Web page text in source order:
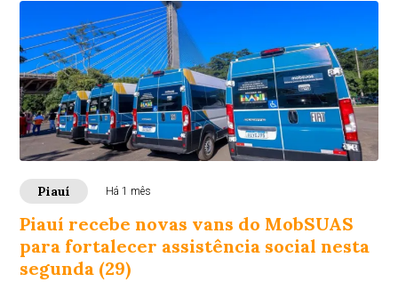
Piauí Há 1 mês
Piauí recebe novas vans do MobSUAS
para fortalecer assistência social nesta
segunda (29)